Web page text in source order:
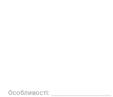
Особливості: